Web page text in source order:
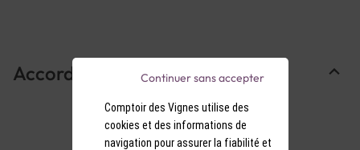
Accords Mets & Vins
Comptoir des Vignes utilise des
cookies et des informations de
navigation pour assurer la fiabilité et
Continuer sans accepter